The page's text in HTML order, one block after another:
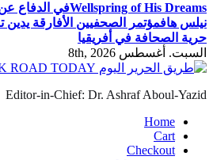
Wellspring of His Dreamsفي الدفاع
نيلس هافمؤتمر الصحفيين الأفارقة يدين
حرية الصحافة في أفريقيا
السبت. أغسطس 8th, 2026
Editor-in-Chief: Dr. Ashraf Aboul-Yazid
Home
Cart
Checkout